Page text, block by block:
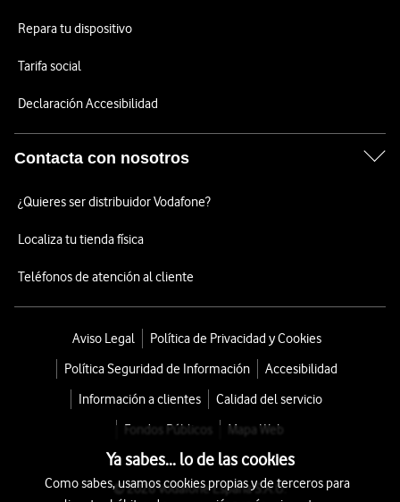
Repara tu dispositivo
Tarifa social
Declaración Accesibilidad
Contacta con nosotros
¿Quieres ser distribuidor Vodafone?
Localiza tu tienda física
Teléfonos de atención al cliente
Aviso Legal
Política de Privacidad y Cookies
Política Seguridad de Información
Accesibilidad
Información a clientes
Calidad del servicio
Fondos Públicos
Mapa Web
© 2026 Vodafone España S.A.U.
Ya sabes... lo de las cookies
Como sabes, usamos cookies propias y de terceros para